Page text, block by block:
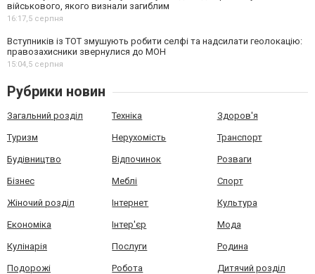
військового, якого визнали загиблим
16:17,5 серпня
Вступників із ТОТ змушують робити селфі та надсилати геолокацію:
правозахисники звернулися до МОН
15:04,5 серпня
Рубрики новин
Загальний розділ Техніка Здоров'я
Туризм Нерухомість Транспорт
Будівництво Відпочинок Розваги
Бізнес Меблі Спорт
Жіночий розділ Інтернет Культура
Економіка Інтер'єр Мода
Кулінарія Послуги Родина
Подорожі Робота Дитячий розділ